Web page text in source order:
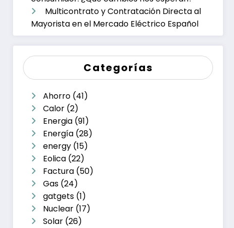
Multicontrato y Contratación Directa al
Mayorista en el Mercado Eléctrico Español
Categorías
Ahorro (41)
Calor (2)
Energia (91)
Energía (28)
energy (15)
Eolica (22)
Factura (50)
Gas (24)
gatgets (1)
Nuclear (17)
Solar (26)